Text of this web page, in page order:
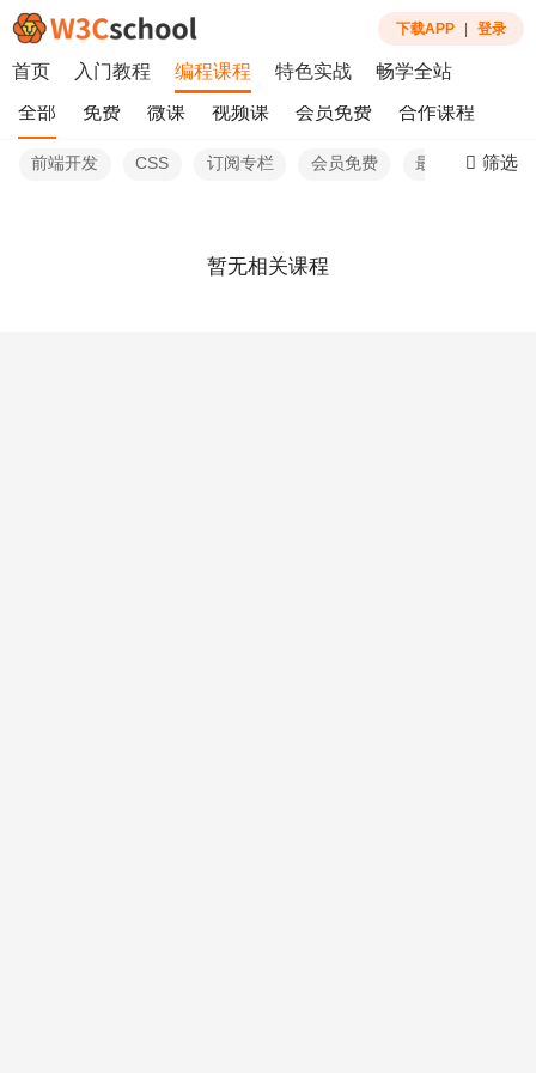
下载APP 登录
首页 入门教程 编程课程 特色实战 畅学全站
全部 免费 微课 视频课 会员免费 合作课程
前端开发 CSS 订阅专栏 会员免费 最新 筛选
暂无相关课程